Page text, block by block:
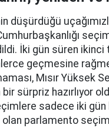
düşürdüğü
İki gün süren
geçmesine
Mısır Yüksek
bir sürpriz hazırlıyor
sadece iki gün
olan parlamento